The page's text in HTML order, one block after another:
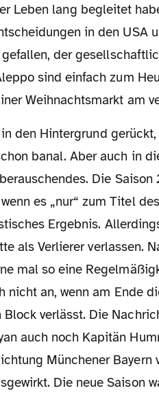
Leben lang begleitet
in den USA
der
sind einfach zum
Weihnachtsmarkt am
banal. Aber auch in
Die
es „nur“ zum Titel
Ergebnis.
als Verlierer verlassen.
mal so eine
nicht an, wenn am Ende
verlässt. Die
auch noch Kapitän
Münchener
Die neue Saison